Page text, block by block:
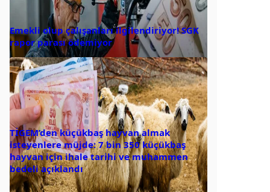
Emekli olup çalışanları ilgilendiriyor! SGK
rapor parası ödemiyor
TİGEM’den küçükbaş hayvan almak
isteyenlere müjde: 7 bin 350 küçükbaş
hayvan için ihale tarihi ve muhammen
bedeli açıklandı